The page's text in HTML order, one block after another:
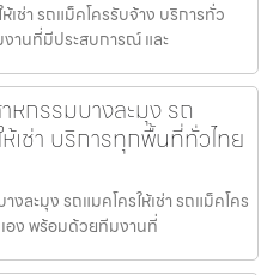
ช่า รถแม็คโครรับจ้าง บริการทั่ว
งานที่มีประสบการณ์ และ
กรรมบางละมุง รถ
เช่า บริการทุกพื้นที่ทั่วไทย
ละมุง รถแมคโครให้เช่า รถแม็คโคร
อง พร้อมด้วยทีมงานที่